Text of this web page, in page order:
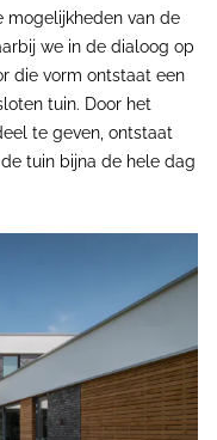
van de
we in de dialoog op
die vorm ontstaat een
tuin. Door het
te geven, ontstaat
tuin bijna de hele dag